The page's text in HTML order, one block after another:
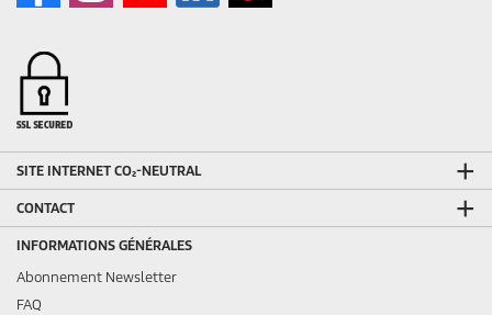
SITE INTERNET CO₂-NEUTRAL
CONTACT
INFORMATIONS GÉNÉRALES
Abonnement Newsletter
FAQ